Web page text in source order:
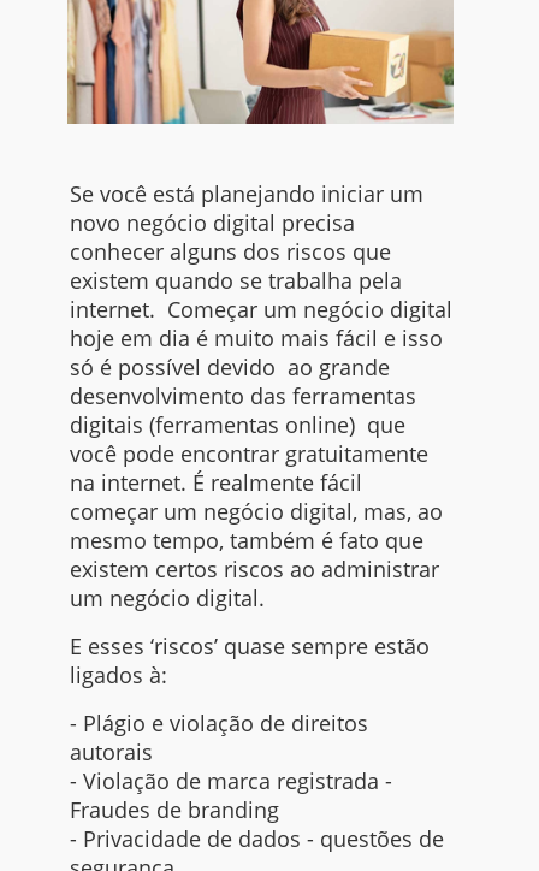
Se você está planejando iniciar um
novo negócio digital precisa
conhecer alguns dos riscos que
existem quando se trabalha pela
internet. Começar um negócio digital
hoje em dia é muito mais fácil e isso
só é possível devido ao grande
desenvolvimento das ferramentas
digitais (ferramentas online) que
você pode encontrar gratuitamente
na internet. É realmente fácil
começar um negócio digital, mas, ao
mesmo tempo, também é fato que
existem certos riscos ao administrar
um negócio digital.
E esses ‘riscos’ quase sempre estão
ligados à:
- Plágio e violação de direitos
autorais
- Violação de marca registrada -
Fraudes de branding
- Privacidade de dados - questões de